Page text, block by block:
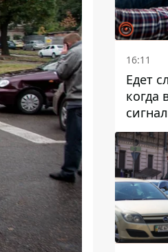
16:11
Едет
когда